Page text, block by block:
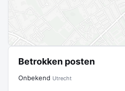
Betrokken posten
Onbekend Utrecht